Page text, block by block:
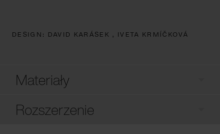
DESIGN: DAVID KARÁSEK , IVETA KRMÍČKOVÁ
Materiały
Rozszerzenie